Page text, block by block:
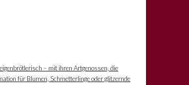
– mit ihren Artgenossen, die
für Blumen, Schmetterlinge oder glitzernde